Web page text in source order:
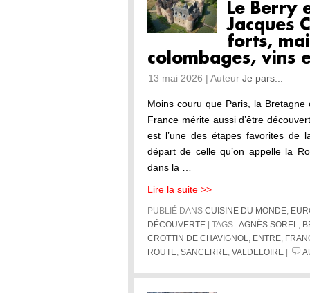
Le Berry
Jacques
forts,
colombages, vins
13 mai 2026 | Auteur Je pars...
Moins couru que Paris, la Bretagne
France mérite aussi d’être
est l’une des étapes favorites de
départ de celle qu’on appelle la
dans la …
Lire la suite >>
PUBLIÉ DANS CUISINE DU MONDE
DÉCOUVERTE | TAGS :AGNÈS SOREL
CROTTIN DE CHAVIGNOL
ENTRE
ROUTE SANCERRE VALDELOIRE